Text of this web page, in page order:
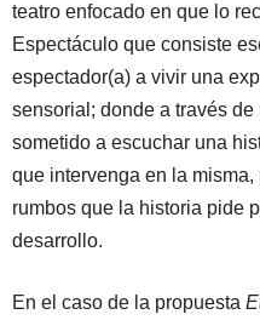
teatro enfocado en que lo
Espectáculo que consiste
espectador(a) a vivir una
sensorial; donde a través
sometido a escuchar una
que intervenga en la
rumbos que la historia pide
desarrollo.
En el caso de la propuesta